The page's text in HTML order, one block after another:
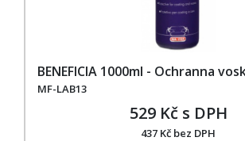
BENEFICIA 1000ml - Ochranna
MF-LAB13
529 Kč s DPH
437 Kč bez DPH